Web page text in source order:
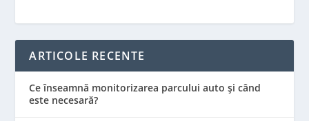
ARTICOLE RECENTE
Ce înseamnă monitorizarea parcului auto și când
este necesară?